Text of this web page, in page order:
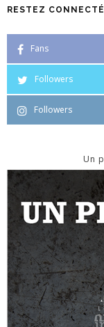
RESTEZ
Fans
Followers
Followers
Un